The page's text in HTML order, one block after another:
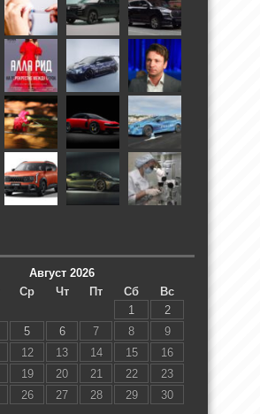
Август 2026
Ср Чт Пт Сб
Вс
1
2
5 6 7 8
9
12 13 14 15
16
19 20 21 22
23
26 27 28 29
30